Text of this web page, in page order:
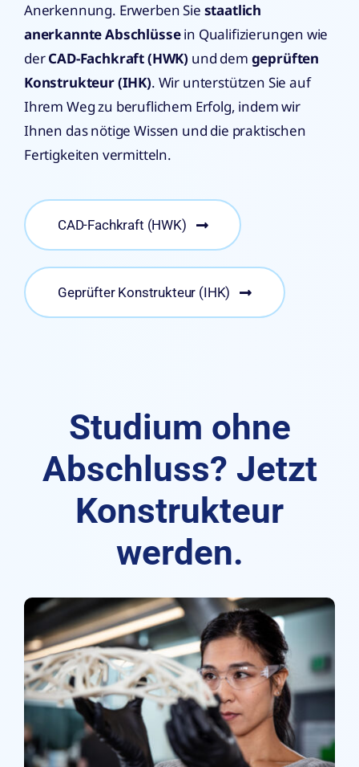
Anerkennung. Erwerben Sie staatlich
anerkannte Abschlüssein Qualifizierungen wie
derCAD-Fachkraft (HWK) und dem geprüften
Konstrukteur (IHK). Wir unterstützen Sie auf
Ihrem Weg zu beruflichem Erfolg, indem wir
Ihnen das nötige Wissen und die praktischen
Fertigkeiten vermitteln.
CAD-Fachkraft (HWK)
Geprüfter Konstrukteur (IHK)
Studium ohne
Abschluss? Jetzt
Konstrukteur
werden.